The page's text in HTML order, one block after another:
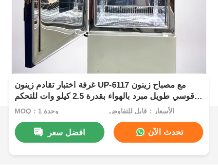
غرفة اختبار تقادم زينون UP-6117 مع مصباح زينون
قوسي طويل مبرد بالهواء بقدرة 2.5 كيلو وات للتحكم
الدقيق في الإشعاع عند 340 نانومتر متوافق مع معايير
MOQ：1 وحدة الأسعار：قابل للتفاوض
افضل سعر تحدث الآن